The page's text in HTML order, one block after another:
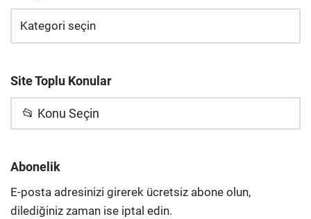
Site Toplu Konular
📂 Konu Seçin
Abonelik
E-posta adresinizi girerek ücretsiz abone olun,
dilediğiniz zaman ise iptal edin.